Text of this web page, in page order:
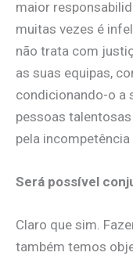
maior
muitas vezes é
não trata com
as suas equipas,
condicionando-o a
pessoas
pela incompetência
Será possível
​Claro que sim.
também temos